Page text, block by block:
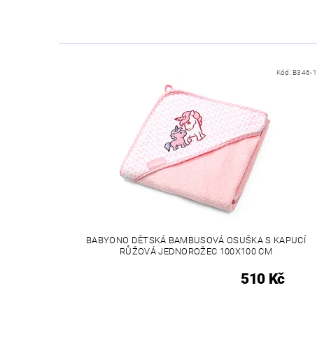
Kód: B346-1
BABYONO DĚTSKÁ BAMBUSOVÁ OSUŠKA S KAPUCÍ
RŮŽOVÁ JEDNOROŽEC 100X100 CM
510 Kč